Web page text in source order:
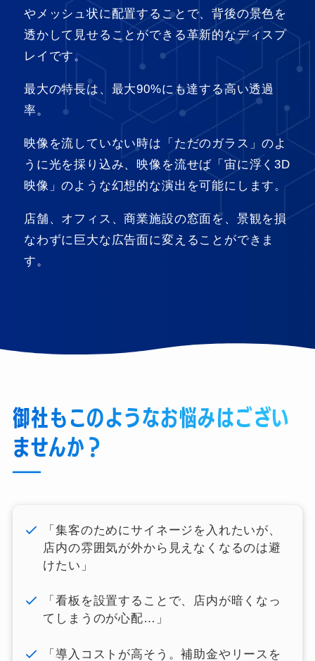
やメッシュ状に配置することで、背後の景色を
透かして見せることができる革新的なディスプ
レイです。
最大の特長は、最大90%にも達する高い透過
率。
映像を流していない時は「ただのガラス」のよ
うに光を採り込み、映像を流せば「宙に浮く3D
映像」のような幻想的な演出を可能にします。
店舗、オフィス、商業施設の窓面を、景観を損
なわずに巨大な広告面に変えることができま
す。
御社もこのようなお悩みはござい
ませんか？
「集客のためにサイネージを入れたいが、
店内の雰囲気が外から見えなくなるのは避
けたい」
「看板を設置することで、店内が暗くなっ
てしまうのが心配…」
「導入コストが高そう。補助金やリースを